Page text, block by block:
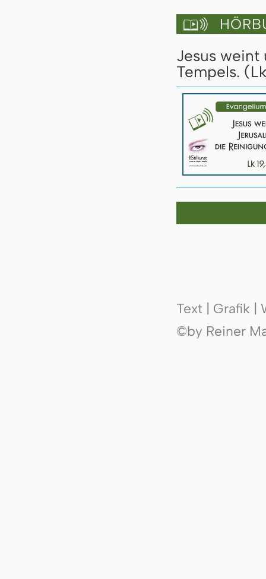

Jesus weint
Tempels.
Text | Grafik |
©by Reiner